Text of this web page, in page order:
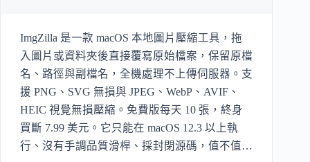
ImgZilla 是一款 macOS 本地圖片壓縮工具，拖
入圖片或資料夾後直接覆寫原始檔案，保留原檔
名、路徑與副檔名，全機處理不上傳伺服器。支
援 PNG、SVG 無損與 JPEG、WebP、AVIF、
HEIC 視覺無損壓縮。免費版每天 10 張，終身
買斷 7.99 美元。它只能在 macOS 12.3 以上執
行、沒有手調品質滑桿、採封閉源碼，值不值得